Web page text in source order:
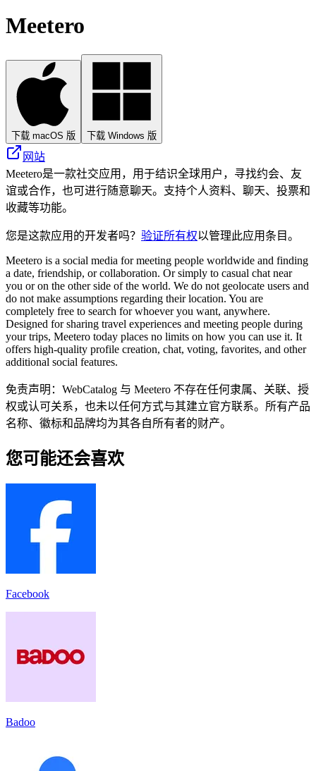
Meetero
下载 macOS 版 下载 Windows 版
网站
Meetero是一款社交应用，用于结识全球用户，寻找约会、友
谊或合作，也可进行随意聊天。支持个人资料、聊天、投票和
收藏等功能。
您是这款应用的开发者吗？ 验证所有权以管理此应用条目。
Meetero is a social media for meeting people worldwide and finding
a date, friendship, or collaboration. Or simply to casual chat near
you or on the other side of the world. We do not geolocate users and
do not make assumptions regarding their location. You are
completely free to search for whoever you want, anywhere.
Designed for sharing travel experiences and meeting people during
your trips, Meetero today places no limits on how you can use it. It
offers high-quality profile creation, chat, voting, favorites, and other
additional social features.
免责声明：WebCatalog 与 Meetero 不存在任何隶属、关联、授
权或认可关系，也未以任何方式与其建立官方联系。所有产品
名称、徽标和品牌均为其各自所有者的财产。
您可能还会喜欢
Facebook
Badoo